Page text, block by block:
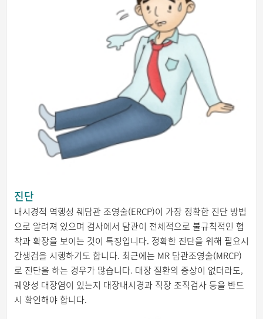
진단
내시경적 역행성 췌담관 조영술(ERCP)이 가장 정확한 진단 방법
으로 알려져 있으며 검사에서 담관이 전체적으로 불규칙적인 협
착과 확장을 보이는 것이 특징입니다. 정확한 진단을 위해 필요시
간생검을 시행하기도 합니다. 최근에는 MR 담관조영술(MRCP)
로 진단을 하는 경우가 많습니다. 대장 질환의 증상이 없더라도,
궤양성 대장염이 있는지 대장내시경과 직장 조직검사 등을 반드
시 확인해야 합니다.